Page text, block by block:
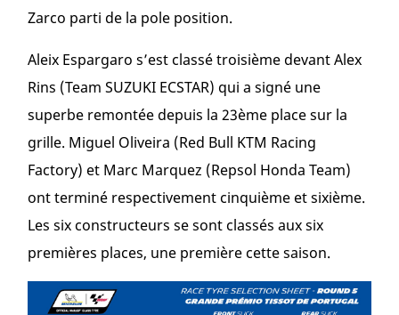
Zarco parti de la pole position.
Aleix Espargaro s’est classé troisième devant Alex
Rins (Team SUZUKI ECSTAR) qui a signé une
superbe remontée depuis la 23ème place sur la
grille. Miguel Oliveira (Red Bull KTM Racing
Factory) et Marc Marquez (Repsol Honda Team)
ont terminé respectivement cinquième et sixième.
Les six constructeurs se sont classés aux six
premières places, une première cette saison.